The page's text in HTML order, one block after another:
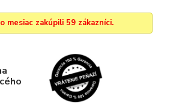
mesiac zakúpili 59 zákazníci.